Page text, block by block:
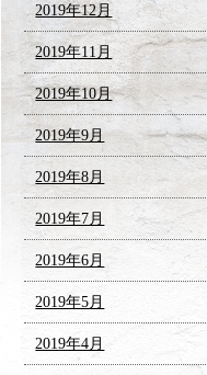
2019年12月
2019年11月
2019年10月
2019年9月
2019年8月
2019年7月
2019年6月
2019年5月
2019年4月